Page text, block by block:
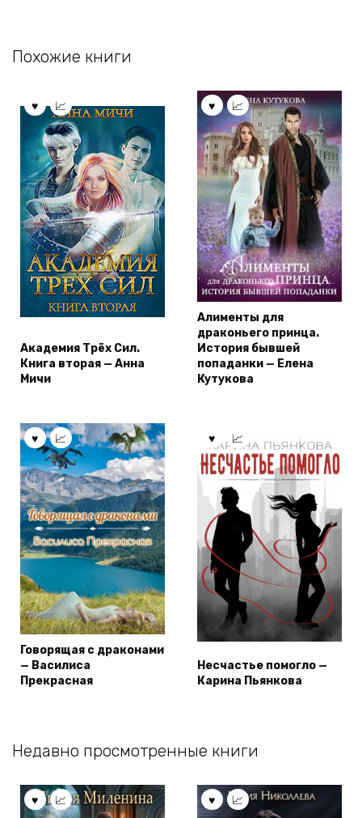
Похожие книги
Академия Трёх Сил.
Книга вторая — Анна
Мичи
Алименты для
драконьего принца.
История бывшей
попаданки — Елена
Кутукова
Говорящая с драконами
— Василиса
Прекрасная
Несчастье помогло —
Карина Пьянкова
Недавно просмотренные книги